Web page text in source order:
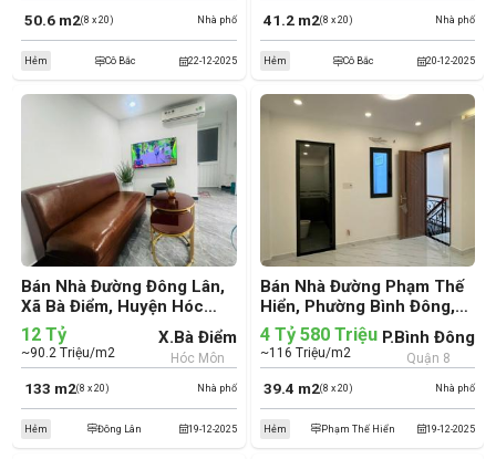
Nhà phố
50.6 m2(8 x 20)
22-12-2025
Hẻm Cô Bắc
Nhà phố
41.2 m2(8 x 20)
20-12-2025
Hẻm Cô Bắc
Bán Nhà Đường Đông Lân,
Xã Bà Điểm, Huyện Hóc
Môn (cũ)
Nhà phố
133 m2(8 x 20)
12 Tỷ
~90.2 Triệu/m2
X.Bà Điểm
Hóc Môn
19-12-2025
Hẻm Đông Lân
Bán Nhà Đường Phạm Thế
Hiển, Phường Bình Đông,
Quận 8 (cũ)
Nhà phố
39.4 m2(8 x 20)
4 Tỷ 580 Triệu
~116 Triệu/m2
P.Bình Đông
Quận 8
19-12-2025
Hẻm Phạm Thế Hiển